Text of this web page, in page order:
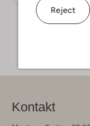
Reject
Kontakt